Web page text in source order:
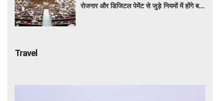
रोजगार और डिजिटल पेमेंट से जुड़े नियमों में होंगे बड़े
Travel